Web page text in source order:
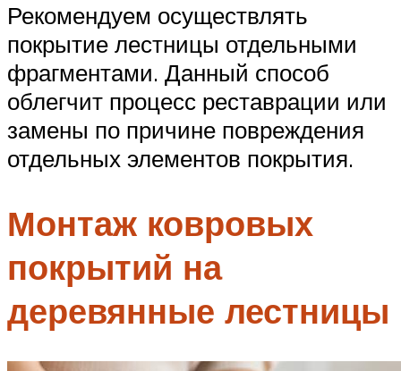
Рекомендуем осуществлять
покрытие лестницы отдельными
фрагментами. Данный способ
облегчит процесс реставрации или
замены по причине повреждения
отдельных элементов покрытия.
Монтаж ковровых
покрытий на
деревянные лестницы